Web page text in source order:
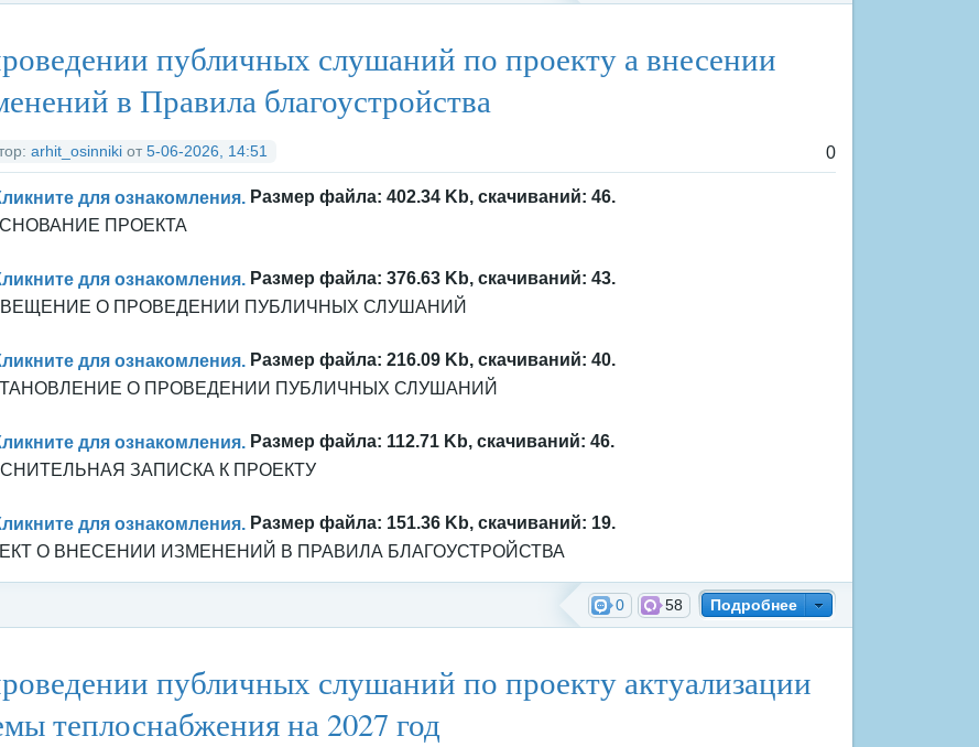
публичных слушаний по проекту а внесении
в Правила благоустройства
arhit_osinniki от 5-06-2026, 14:51 0
для ознакомления. Размер файла: 402.34 Kb, скачиваний: 46.
ПРОЕКТА
для ознакомления. Размер файла: 376.63 Kb, скачиваний: 43.
О ПРОВЕДЕНИИ ПУБЛИЧНЫХ СЛУШАНИЙ
для ознакомления. Размер файла: 216.09 Kb, скачиваний: 40.
О ПРОВЕДЕНИИ ПУБЛИЧНЫХ СЛУШАНИЙ
для ознакомления. Размер файла: 112.71 Kb, скачиваний: 46.
ЗАПИСКА К ПРОЕКТУ
для ознакомления. Размер файла: 151.36 Kb, скачиваний: 19.
О ВНЕСЕНИИ ИЗМЕНЕНИЙ В ПРАВИЛА БЛАГОУСТРОЙСТВА
Подробнее
58
0
публичных слушаний по проекту актуализации
теплоснабжения на 2027 год